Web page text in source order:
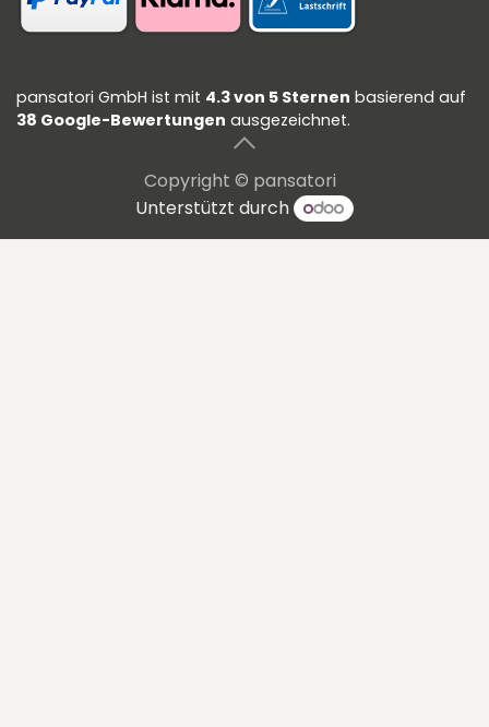
pansatori GmbH ist mit 4.3 von 5 Sternen basierend auf
38 Google-Bewertungen ausgezeichnet.
Copyright © pansatori
Unterstützt durch